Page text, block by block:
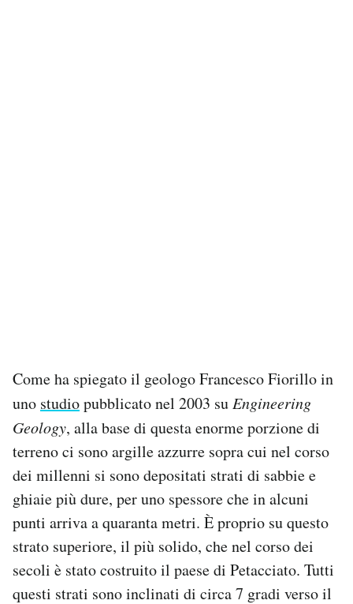
Come ha spiegato il geologo Francesco Fiorillo in
uno studiopubblicato nel 2003 su Engineering
Geology, alla base di questa enorme porzione di
terreno ci sono argille azzurre sopra cui nel corso
dei millenni si sono depositati strati di sabbie e
ghiaie più dure, per uno spessore che in alcuni
punti arriva a quaranta metri. È proprio su questo
strato superiore, il più solido, che nel corso dei
secoli è stato costruito il paese di Petacciato. Tutti
questi strati sono inclinati di circa 7 gradi verso il